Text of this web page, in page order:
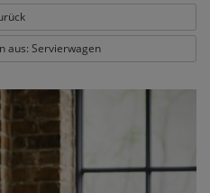
aus: Servierwagen